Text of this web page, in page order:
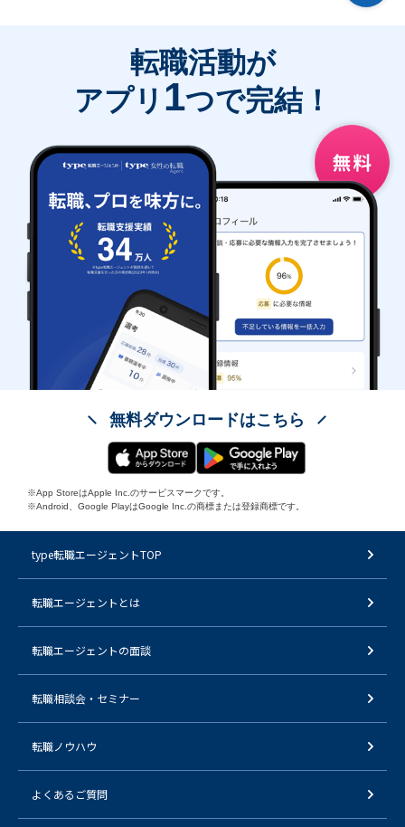
転職活動が
アプリ 1つで完結！
無料ダウンロードはこちら
※App StoreはApple Inc.のサービスマークです。
※Android、Google PlayはGoogle Inc.の商標または登録商標です。
type転職エージェントTOP
転職エージェントとは
転職エージェントの面談
転職相談会・セミナー
転職ノウハウ
よくあるご質問